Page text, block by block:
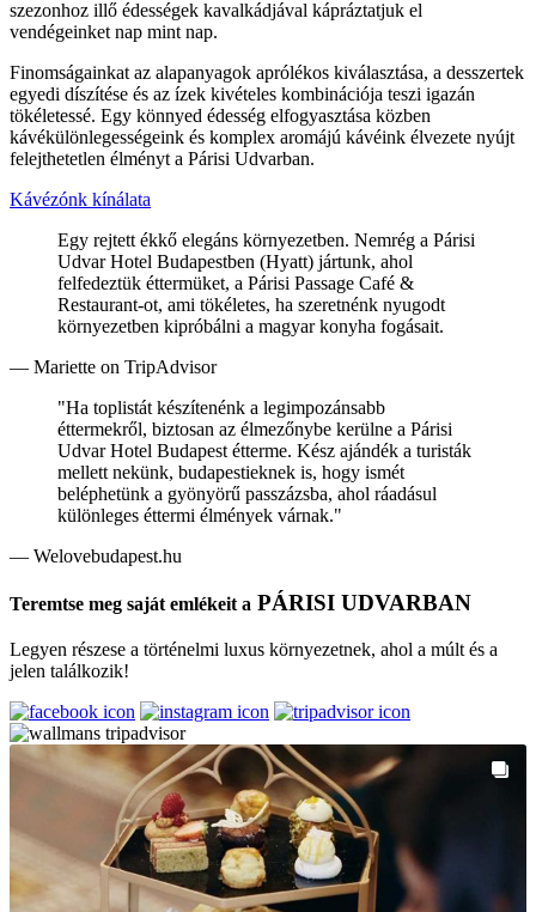
szezonhoz illő édességek kavalkádjával kápráztatjuk el
vendégeinket nap mint nap.
Finomságainkat az alapanyagok aprólékos kiválasztása, a desszertek
egyedi díszítése és az ízek kivételes kombinációja teszi igazán
tökéletessé. Egy könnyed édesség elfogyasztása közben
kávékülönlegességeink és komplex aromájú kávéink élvezete nyújt
felejthetetlen élményt a Párisi Udvarban.
Kávézónk kínálata
Egy rejtett ékkő elegáns környezetben. Nemrég a Párisi
Udvar Hotel Budapestben (Hyatt) jártunk, ahol
felfedeztük éttermüket, a Párisi Passage Café &
Restaurant-ot, ami tökéletes, ha szeretnénk nyugodt
környezetben kipróbálni a magyar konyha fogásait.
— Mariette on TripAdvisor
"Ha toplistát készítenénk a legimpozánsabb
éttermekről, biztosan az élmezőnybe kerülne a Párisi
Udvar Hotel Budapest étterme. Kész ajándék a turisták
mellett nekünk, budapestieknek is, hogy ismét
beléphetünk a gyönyörű passzázsba, ahol ráadásul
különleges éttermi élmények várnak."
— Welovebudapest.hu
Teremtse meg saját emlékeit a PÁRISI UDVARBAN
Legyen részese a történelmi luxus környezetnek, ahol a múlt és a
jelen találkozik!